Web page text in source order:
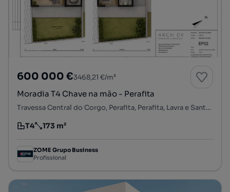
600 000 €3468,21 €/m²
Moradia T4 Chave na mão - Perafita
Travessa Central do Corgo, Perafita, Perafita, Lavra e Santa Cruz do Bispo, Matosinhos, Porto
Tipologia
T4
Preço por metro quadrado
173 m²
ZOME Grupo Business
Profissional